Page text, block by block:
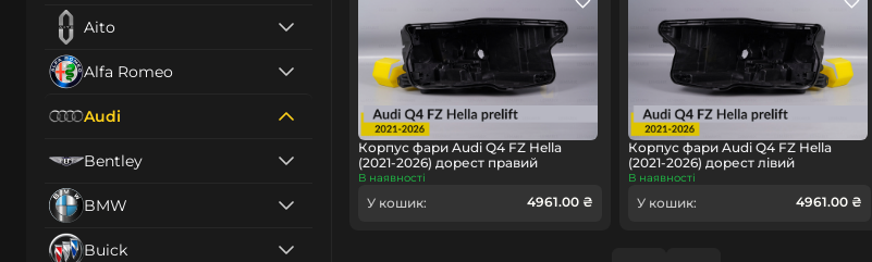
Aito
Alfa Romeo
Audi
Bentley
BMW
Buick
Корпус фари Audi Q4 FZ Hella
(2021-2026) дорест правий
В наявності
У кошик: 4961.00 ₴
Корпус фари Audi Q4 FZ Hella
(2021-2026) дорест лівий
В наявності
У кошик: 4961.00 ₴